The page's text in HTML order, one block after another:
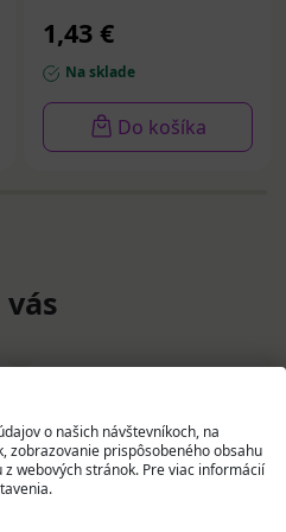
1,43 €
Na sklade
Do košíka
o našich návštevníkoch, na
zobrazovanie prispôsobeného obsahu
webových stránok. Pre viac informácií